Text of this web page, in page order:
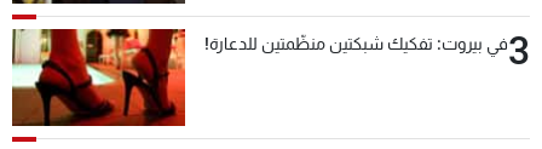
3في بيروت: تفكيك شبكتين منظّمتين للدعارة!